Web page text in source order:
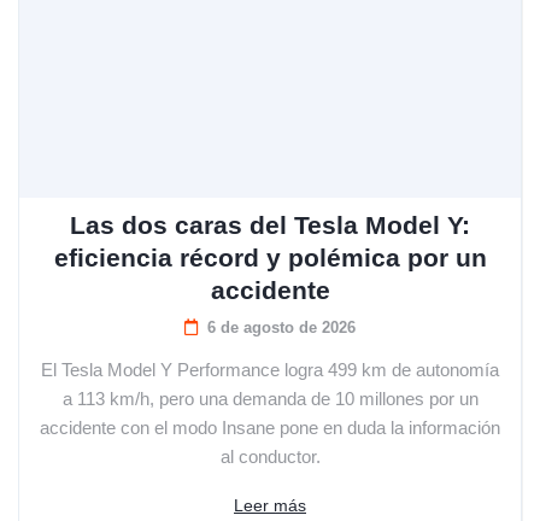
Las dos caras del Tesla Model Y:
eficiencia récord y polémica por un
accidente
6 de agosto de 2026
El Tesla Model Y Performance logra 499 km de autonomía
a 113 km/h, pero una demanda de 10 millones por un
accidente con el modo Insane pone en duda la información
al conductor.
Leer más